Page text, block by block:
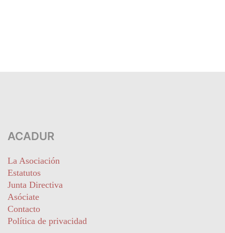
ACADUR
La Asociación
Estatutos
Junta Directiva
Asóciate
Contacto
Política de privacidad